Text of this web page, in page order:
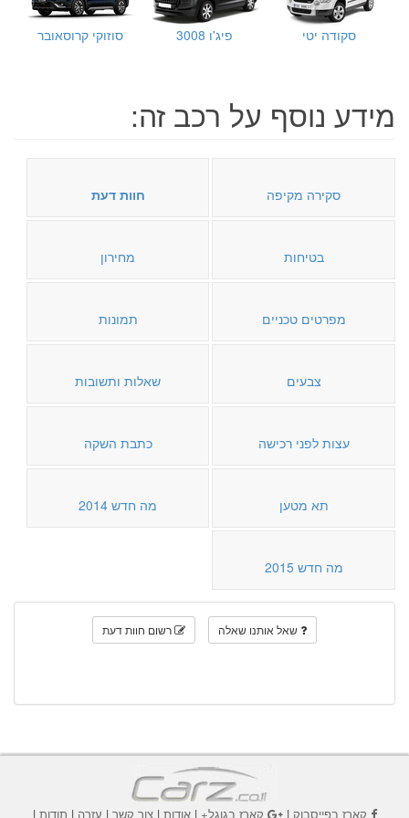
סקודה יטי פיג'ו 3008 סוזוקי קרוסאובר
מידע נוסף על רכב זה:
סקירה מקיפה חוות דעת
בטיחות מחירון
מפרטים טכניים תמונות
צבעים שאלות ותשובות
עצות לפני רכישה כתבת השקה
תא מטען מה חדש 2014
מה חדש 2015
שאל אותנו שאלה רשום חוות דעת
קארז בפייסבוק| קארז בגוגל+|אודות |צור קשר | עזרה | תודות |